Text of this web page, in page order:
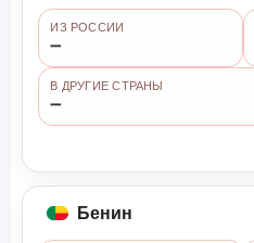
ИЗ РОССИИ
➖
В ДРУГИЕ СТРАНЫ
➖
Бенин